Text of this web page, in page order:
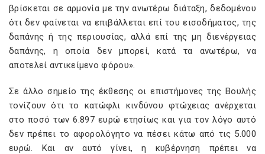
βρίσκεται σε αρμονία με την ανωτέρω διάταξη, δεδομένου
ότι δεν φαίνεται να επιβάλλεται επί του εισοδήματος, της
δαπάνης ή της περιουσίας, αλλά επί της μη διενέργειας
δαπάνης, η οποία δεν μπορεί, κατά τα ανωτέρω, να
αποτελεί αντικείμενο φόρου».
Σε άλλο σημείο της έκθεσης οι επιστήμονες της Βουλής
τονίζουν ότι το κατώφλι κινδύνου φτώχειας ανέρχεται
στο ποσό των 6.897 ευρώ ετησίως και για τον λόγο αυτό
δεν πρέπει το αφορολόγητο να πέσει κάτω από τις 5.000
ευρώ. Και αν αυτό γίνει, η κυβέρνηση πρέπει να